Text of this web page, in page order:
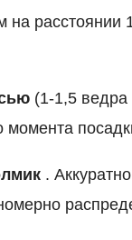
на расстоянии
(1-1,5 ведра
момента
.